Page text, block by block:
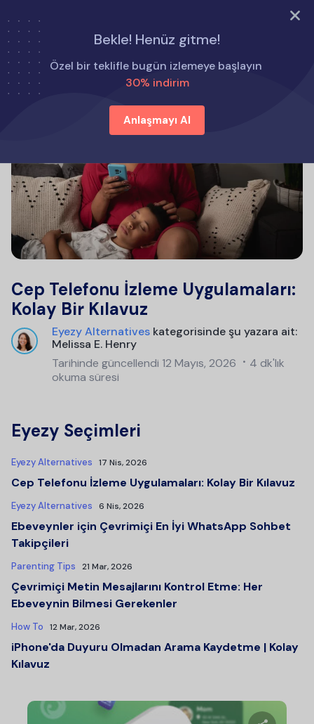
ŞİMDİ DENE
Bekle! Henüz gitme!
Özel bir teklifle bugün izlemeye başlayın
30% indirim
Anlaşmayı Al
Cep Telefonu İzleme Uygulamaları:
Kolay Bir Kılavuz
Eyezy Alternatives kategorisinde şu yazara ait:
Melissa E. Henry
Tarihinde güncellendi 12 Mayıs, 2026
4 dk'lık
okuma süresi
Eyezy Seçimleri
Eyezy Alternatives 17 Nis, 2026
Cep Telefonu İzleme Uygulamaları: Kolay Bir Kılavuz
Eyezy Alternatives 6 Nis, 2026
Ebeveynler için Çevrimiçi En İyi WhatsApp Sohbet
Takipçileri
Parenting Tips 21 Mar, 2026
Çevrimiçi Metin Mesajlarını Kontrol Etme: Her
Ebeveynin Bilmesi Gerekenler
How To 12 Mar, 2026
iPhone'da Duyuru Olmadan Arama Kaydetme | Kolay
Kılavuz